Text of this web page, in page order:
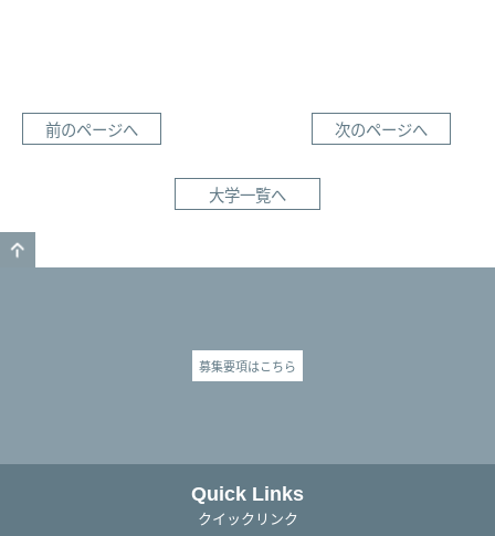
前のページへ 次のページへ
大学一覧へ
募集要項はこちら
Quick Links
クイックリンク